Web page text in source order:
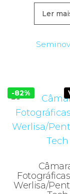
Ler
-82%
Werlisa/